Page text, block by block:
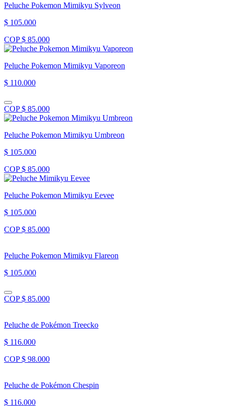
Peluche Pokemon Mimikyu Sylveon
$ 105.000
COP $ 85.000
Peluche Pokemon Mimikyu Vaporeon
$ 110.000
COP $ 85.000
Peluche Pokemon Mimikyu Umbreon
$ 105.000
COP $ 85.000
Peluche Pokemon Mimikyu Eevee
$ 105.000
COP $ 85.000
Peluche Pokemon Mimikyu Flareon
$ 105.000
COP $ 85.000
Peluche de Pokémon Treecko
$ 116.000
COP $ 98.000
Peluche de Pokémon Chespin
$ 116.000